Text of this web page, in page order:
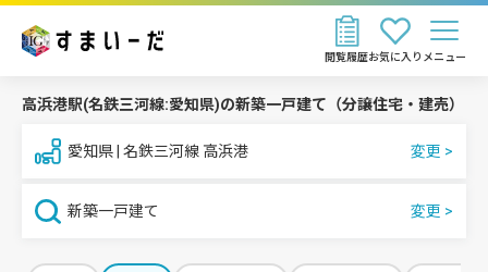
お気に入り
閲覧履歴 メニュー
高浜港駅(名鉄三河線:愛知県)の新築一戸建て（分譲住宅・建売）
愛知県 | 名鉄三河線 高浜港
新築一戸建て